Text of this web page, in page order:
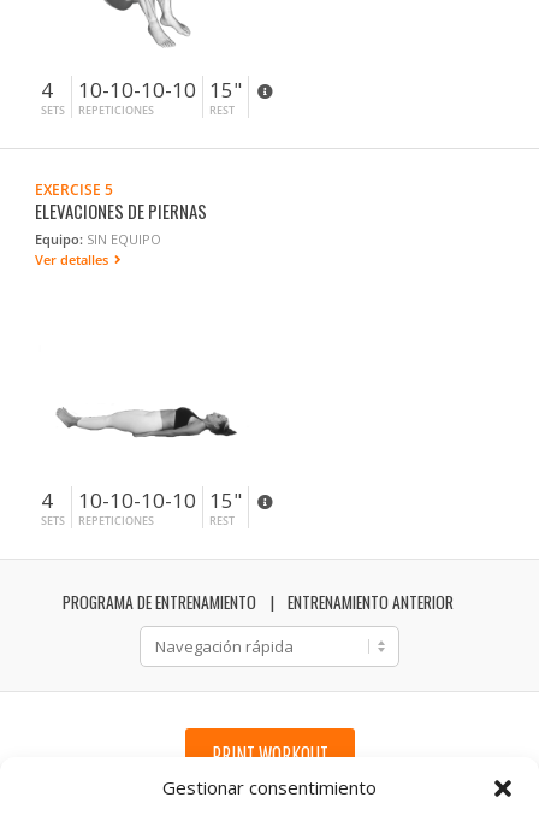
Gestionar consentimiento
4
SETS
10-10-10-10
REPETICIONES
15"
REST
EXERCISE 5
ELEVACIONES DE PIERNAS
Equipo: SIN EQUIPO
Ver detalles
4
SETS
10-10-10-10
REPETICIONES
15"
REST
PROGRAMA DE ENTRENAMIENTO ENTRENAMIENTO ANTERIOR
PRINT WORKOUT